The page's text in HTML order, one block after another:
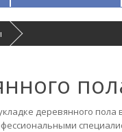
деревянного пола